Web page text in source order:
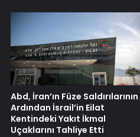
Abd, İran’ın Füze Saldırılarının
Ardından İsrail’in Eilat
Kentindeki Yakıt İkmal
Uçaklarını Tahliye Etti